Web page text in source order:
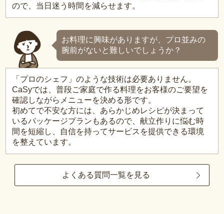
ので、当日迷う時間を減らせます。
お料理に興味がありますが、プロ並みの
腕前がないと難しいでしょうか？
「プロのシェフ」のような技術は必要ありません。
CaSyでは、普段ご家庭で作る料理をお客様のご要望を
確認しながらメニューを決める形です。
初めてで不安な方には、あらかじめレシピが決まって
いるパッケージプランもあるので、献立作りに悩む時
間を短縮し、自信を持ってサービスを提供できる環境
を整えています。
よくある質問一覧を見る